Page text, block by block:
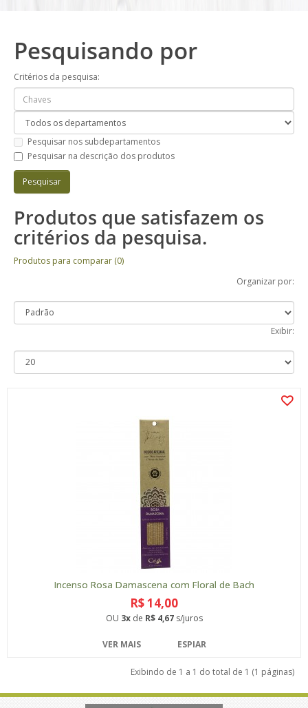
Pesquisando por
Critérios da pesquisa:
Pesquisar nos subdepartamentos
Pesquisar na descrição dos produtos
Produtos que satisfazem os
critérios da pesquisa.
Produtos para comparar (0)
Organizar por:
Exibir:
Incenso Rosa Damascena com Floral de Bach
R$ 14,00
OU 3xde R$ 4,67s/juros
VER MAIS ESPIAR
Exibindo de 1 a 1 do total de 1 (1 páginas)